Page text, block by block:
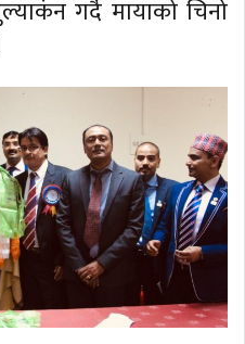
गर्दै मायाको चिनो